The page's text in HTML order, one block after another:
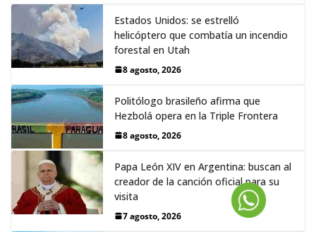
Estados Unidos: se estrelló
helicóptero que combatía un incendio
forestal en Utah
8 agosto, 2026
Politólogo brasileño afirma que
Hezbolá opera en la Triple Frontera
8 agosto, 2026
Papa León XIV en Argentina: buscan al
creador de la canción oficial para su
visita
7 agosto, 2026